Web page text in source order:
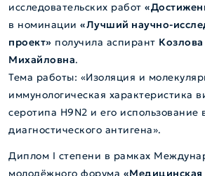
исследовательских работ
в номинации «Лучший научно-
проект» получила аспирант
Михайловна.
Тема работы: «Изоляция и
иммунологическая характеристика
серотипа H9N2 и его использование
диагностического антигена».
Диплом I степени в рамках
молодёжного форума «Медицинская